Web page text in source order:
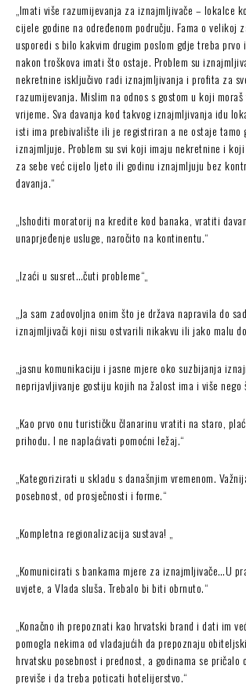
„Imati više razumijevanja za iznajmljivače – lokalce
cijele godine na određenom području. Fama o velikoj
usporedi s bilo kakvim drugim poslom gdje treba
nakon troškova imati što ostaje. Problem su
nekretnine isključivo radi iznajmljivanja i profita za
razumijevanja. Mislim na odnos s gostom u koji
vrijeme. Sva davanja kod takvog iznajmljivanja idu
isti ima prebivalište ili je registriran a ne ostaje tamo
iznajmljuje. Problem su svi koji imaju nekretnine i
za sebe već cijelo ljeto ili godinu iznajmljuju bez
davanja.“
„Ishoditi moratorij na kredite kod banaka, vratiti
unaprjeđenje usluge, naročito na kontinentu.“
„Izaći u susret…čuti probleme“„
„Ja sam zadovoljna onim što je država napravila do
iznajmljivači koji nisu ostvarili nikakvu ili jako malu
„jasnu komunikaciju i jasne mjere oko suzbijanja
neprijavljivanje gostiju kojih na žalost ima i više nego
„Kao prvo onu turističku članarinu vratiti na staro,
prihodu. I ne naplaćivati pomoćni ležaj.“
„Kategorizirati u skladu s današnjim vremenom.
posebnost, od prosječnosti i forme.“
„Kompletna regionalizacija sustava! „
„Komunicirati s bankama mjere za iznajmljivače…U
uvjete, a Vlada sluša. Trebalo bi biti obrnuto.“
„Konačno ih prepoznati kao hrvatski brand i dati im
pomogla nekima od vladajućih da prepoznaju
hrvatsku posebnost i prednost, a godinama se pričalo
previše i da treba poticati hotelijerstvo.“